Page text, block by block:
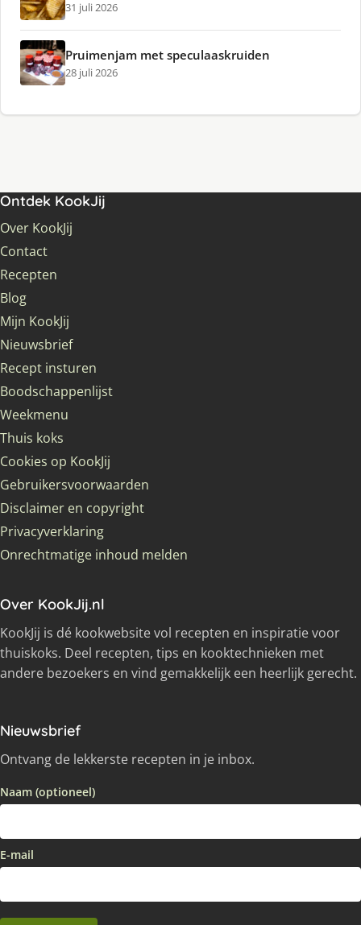
31 juli 2026
Pruimenjam met speculaaskruiden
28 juli 2026
Ontdek KookJij
Over KookJij
Contact
Recepten
Blog
Mijn KookJij
Nieuwsbrief
Recept insturen
Boodschappenlijst
Weekmenu
Thuis koks
Cookies op KookJij
Gebruikersvoorwaarden
Disclaimer en copyright
Privacyverklaring
Onrechtmatige inhoud melden
Over KookJij.nl
KookJij is dé kookwebsite vol recepten en inspiratie voor
thuiskoks. Deel recepten, tips en kooktechnieken met
andere bezoekers en vind gemakkelijk een heerlijk gerecht.
Nieuwsbrief
Ontvang de lekkerste recepten in je inbox.
Naam (optioneel)
E-mail